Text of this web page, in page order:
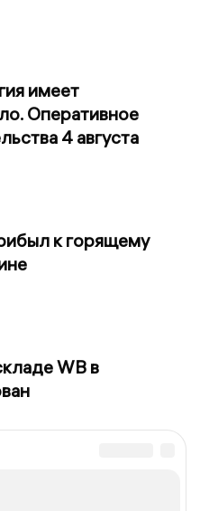
имеет
Оперативное
4 августа
к горящему
WB в